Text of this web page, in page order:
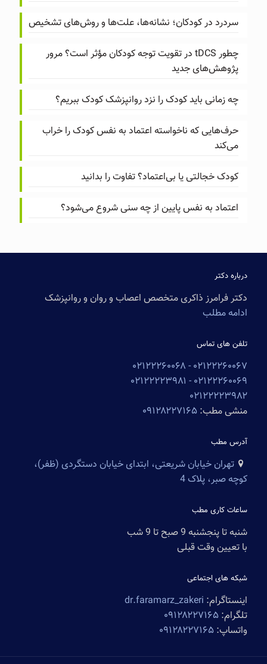
سردرد در کودکان؛ نشانه‌ها، علت‌ها و روش‌های تشخیص
چطور tDCS در تقویت توجه کودکان مؤثر است؟ مرور
پژوهش‌های جدید
چه زمانی باید کودک را نزد روانپزشک کودک ببریم؟
حرف‌هایی که ناخواسته اعتماد به نفس کودک را خراب
می‌کند
کودک خجالتی یا بی‌اعتماد؟ تفاوت را بدانید
اعتماد به نفس پایین از چه سنی شروع می‌شود؟
درباره دکتر
دکتر فرامرز ذاکری متخصص اعصاب و روان و روانپزشک
ادامه مطلب
تلفن های تماس
۰۲۱۲۲۲۶۰۰۶۷ - ۰۲۱۲۲۲۶۰۰۶۸
۰۲۱۲۲۲۶۰۰۶۹ - ۰۲۱۲۲۲۲۳۹۸۱
۰۲۱۲۲۲۲۳۹۸۲
منشی مطب: ۰۹۱۲۸۲۲۷۱۶۵
آدرس مطب
تهران خیابان شریعتی، ابتدای خیابان دستگردی (ظفر)،
کوچه صبر، پلاک 4
ساعات کاری مطب
شنبه تا پنجشنبه 9 صبح تا 9 شب
با تعیین وقت قبلی
شبکه های اجتماعی
اینستاگرام: dr.faramarz_zakeri
تلگرام: ۰۹۱۲۸۲۲۷۱۶۵
واتساپ: ۰۹۱۲۸۲۲۷۱۶۵